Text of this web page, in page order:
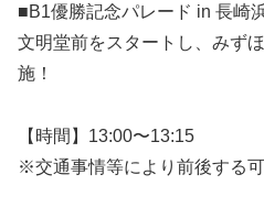
■B1優勝記念パレード in 長崎
文明堂前をスタートし、みず
施！
【時間】13:00〜13:15
※交通事情等により前後する